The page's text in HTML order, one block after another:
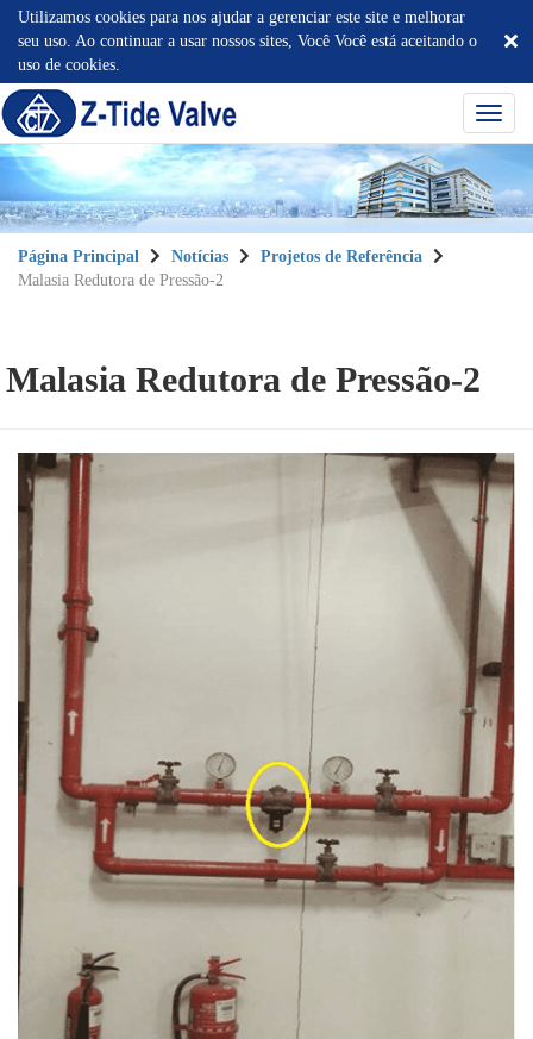
Utilizamos cookies para nos ajudar a gerenciar este site e melhorar
seu uso. Ao continuar a usar nossos sites, Você Você está aceitando o
uso de cookies.
選
單
換
Página Principal Notícias
Projetos de Referência
Malasia Redutora de Pressão-2
Malasia Redutora de Pressão-2